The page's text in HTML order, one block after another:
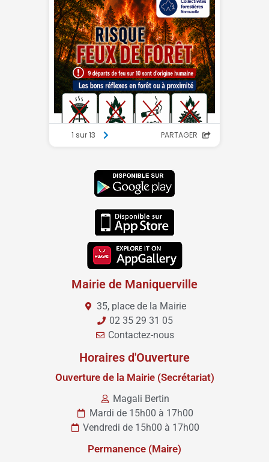
Mairie de Maniquerville
35, place de la Mairie
02 35 29 31 05
Contactez-nous
Horaires d'Ouverture
Ouverture de la Mairie (Secrétariat)
Magali Bertin
Mardi de 15h00 à 17h00
Vendredi de 15h00 à 17h00
Permanence (Maire)